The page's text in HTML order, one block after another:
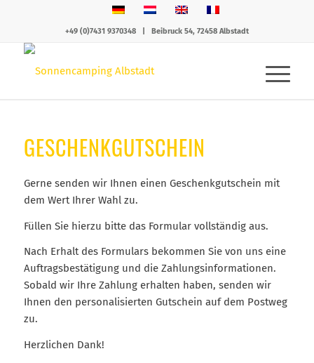
+49 (0)7431 9370348| Beibruck 54, 72458 Albstadt
GESCHENKGUTSCHEIN
Gerne senden wir Ihnen einen Geschenkgutschein mit
dem Wert Ihrer Wahl zu.
Füllen Sie hierzu bitte das Formular vollständig aus.
Nach Erhalt des Formulars bekommen Sie von uns eine
Auftragsbestätigung und die Zahlungsinformationen.
Sobald wir Ihre Zahlung erhalten haben, senden wir
Ihnen den personalisierten Gutschein auf dem Postweg
zu.
Herzlichen Dank!